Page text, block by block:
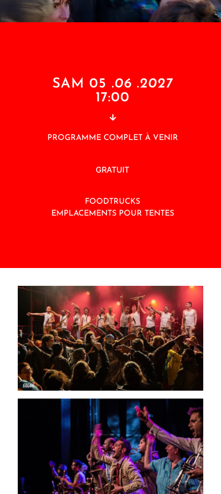
SAM 05 .06 .2027
17:00
PROGRAMME COMPLET À VENIR
GRATUIT
FOODTRUCKS
EMPLACEMENTS POUR TENTES